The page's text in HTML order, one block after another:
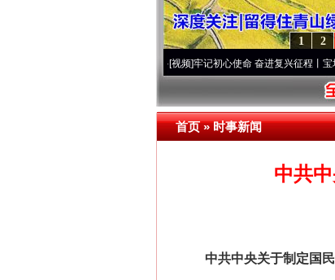
2
1
牢记初心使命 奋进复兴征程丨宝塔山下好
首页»时事新闻
中共
中共中央关于制定国民